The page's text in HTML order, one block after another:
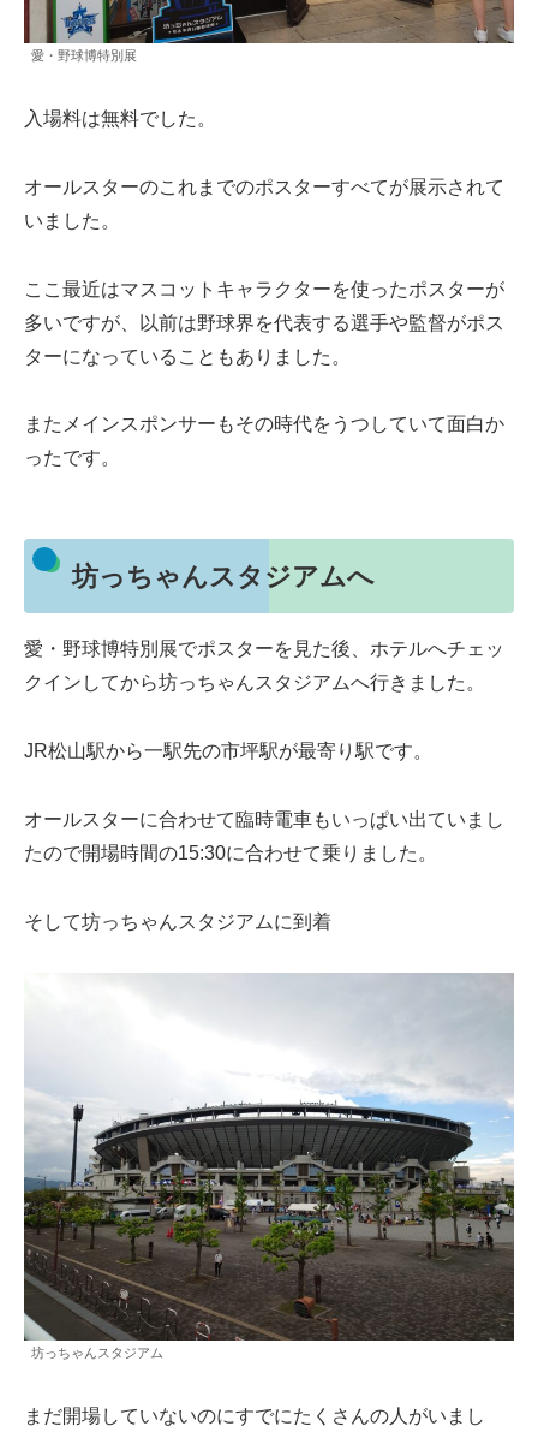
愛・野球博特別展
入場料は無料でした。
オールスターのこれまでのポスターすべてが展示されて
いました。
ここ最近はマスコットキャラクターを使ったポスターが
多いですが、以前は野球界を代表する選手や監督がポス
ターになっていることもありました。
またメインスポンサーもその時代をうつしていて面白か
ったです。
坊っちゃんスタジアムへ
愛・野球博特別展でポスターを見た後、ホテルへチェッ
クインしてから坊っちゃんスタジアムへ行きました。
JR松山駅から一駅先の市坪駅が最寄り駅です。
オールスターに合わせて臨時電車もいっぱい出ていまし
たので開場時間の15:30に合わせて乗りました。
そして坊っちゃんスタジアムに到着
坊っちゃんスタジアム
まだ開場していないのにすでにたくさんの人がいまし